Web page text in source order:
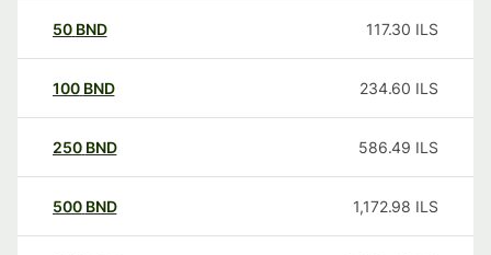
50 BND 117.30 ILS
100 BND 234.60 ILS
250 BND 586.49 ILS
500 BND 1,172.98 ILS